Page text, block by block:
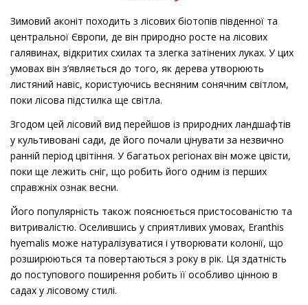
Зимовий аконіт походить з лісових біотопів південної та
центральної Європи, де він природно росте на лісових
галявинах, відкритих схилах та злегка затінених луках. У цих
умовах він з’являється до того, як дерева утворюють
листяний навіс, користуючись весняним сонячним світлом,
поки лісова підстилка ще світла.
Згодом цей лісовий вид перейшов із природних ландшафтів
у культивовані сади, де його почали цінувати за незвично
ранній період цвітіння. У багатьох регіонах він може цвісти,
поки ще лежить сніг, що робить його одним із перших
справжніх ознак весни.
Його популярність також пояснюється пристосованістю та
витривалістю. Оселившись у сприятливих умовах, Eranthis
hyemalis може натуралізуватися і утворювати колонії, що
розширюються та повертаються з року в рік. Ця здатність
до поступового поширення робить її особливо цінною в
садах у лісовому стилі.